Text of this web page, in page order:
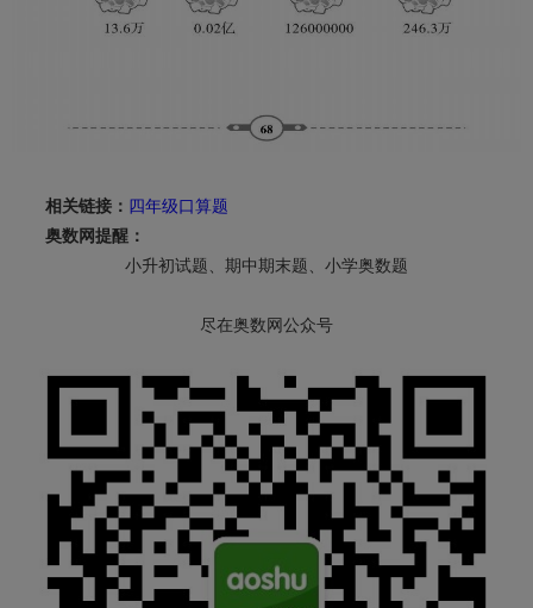
相关链接： 四年级口算题
奥数网提醒：
小升初试题、期中期末题、小学奥数题
尽在奥数网公众号